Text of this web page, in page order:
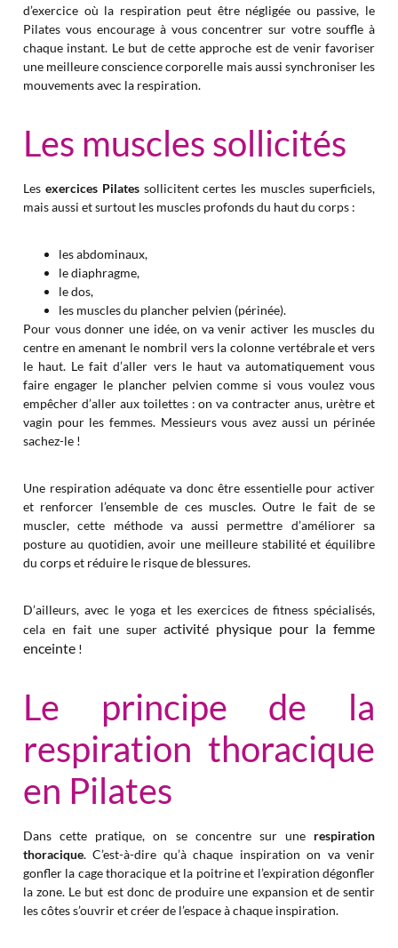
d’exercice où la respiration peut être négligée ou passive, le
Pilates vous encourage à vous concentrer sur votre souffle à
chaque instant. Le but de cette approche est de venir favoriser
une meilleure conscience corporelle mais aussi synchroniser les
mouvements avec la respiration.
Les muscles sollicités
Les exercices Pilatessollicitent certes les muscles superficiels,
mais aussi et surtout les muscles profonds du haut du corps :
les abdominaux,
le diaphragme,
le dos,
les muscles du plancher pelvien (périnée).
Pour vous donner une idée, on va venir activer les muscles du
centre en amenant le nombril vers la colonne vertébrale et vers
le haut. Le fait d’aller vers le haut va automatiquement vous
faire engager le plancher pelvien comme si vous voulez vous
empêcher d’aller aux toilettes : on va contracter anus, urètre et
vagin pour les femmes. Messieurs vous avez aussi un périnée
sachez-le !
Une respiration adéquate va donc être essentielle pour activer
et renforcer l’ensemble de ces muscles. Outre le fait de se
muscler, cette méthode va aussi permettre d’améliorer sa
posture au quotidien, avoir une meilleure stabilité et équilibre
du corps et réduire le risque de blessures.
D’ailleurs, avec le yoga et les exercices de fitness spécialisés,
cela en fait une superactivité physique pour la femme
enceinte !
Le principe de la
respiration thoracique
en Pilates
Dans cette pratique, on se concentre sur une respiration
thoracique. C’est-à-dire qu’à chaque inspiration on va venir
gonfler la cage thoracique et la poitrine et l’expiration dégonfler
la zone. Le but est donc de produire une expansion et de sentir
les côtes s’ouvrir et créer de l’espace à chaque inspiration.